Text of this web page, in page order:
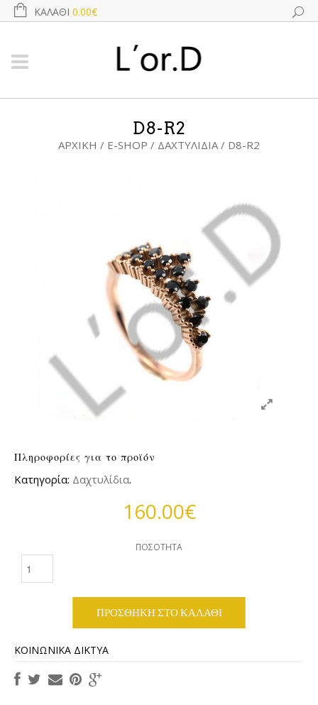
ΚΑΛΆΘΙ 0.00€
D8-R2
ΑΡΧΙΚΉ / E-SHOP / ΔΑΧΤΥΛΊΔΙΑ/ D8-R2
Πληροφορίες για το προϊόν
Κατηγορία: Δαχτυλίδια.
160.00€
ΠΟΣΌΤΗΤΑ
ΠΡΟΣΘΉΚΗ ΣΤΟ ΚΑΛΆΘΙ
ΚΟΙΝΩΝΙΚΆ ΔΊΚΤΥΑ